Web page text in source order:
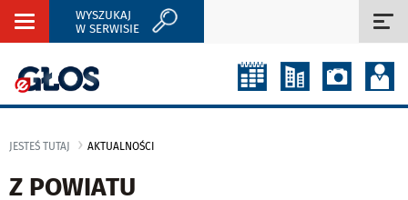
Rozwiń
WYSZUKAJ
W SERWISIE
JESTEŚ TUTAJ AKTUALNOŚCI
Z POWIATU